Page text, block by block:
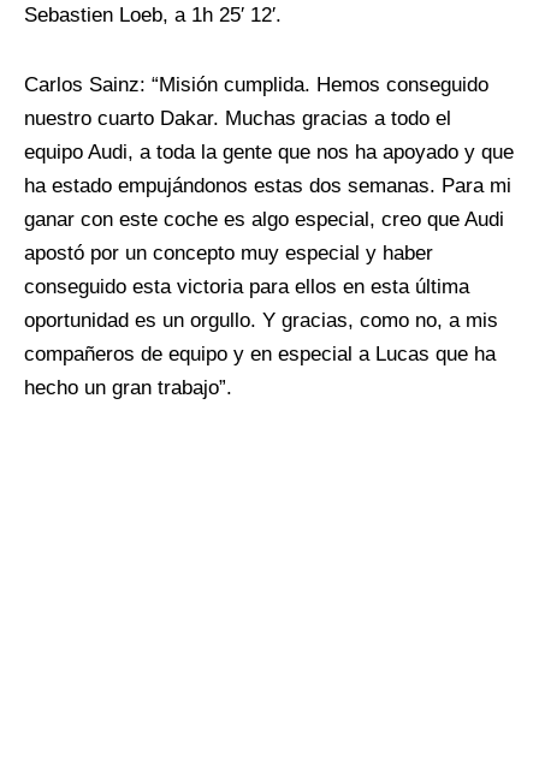
Sebastien Loeb, a 1h 25′ 12′.
Carlos Sainz: “Misión cumplida. Hemos conseguido
nuestro cuarto Dakar. Muchas gracias a todo el
equipo Audi, a toda la gente que nos ha apoyado y que
ha estado empujándonos estas dos semanas. Para mi
ganar con este coche es algo especial, creo que Audi
apostó por un concepto muy especial y haber
conseguido esta victoria para ellos en esta última
oportunidad es un orgullo. Y gracias, como no, a mis
compañeros de equipo y en especial a Lucas que ha
hecho un gran trabajo”.